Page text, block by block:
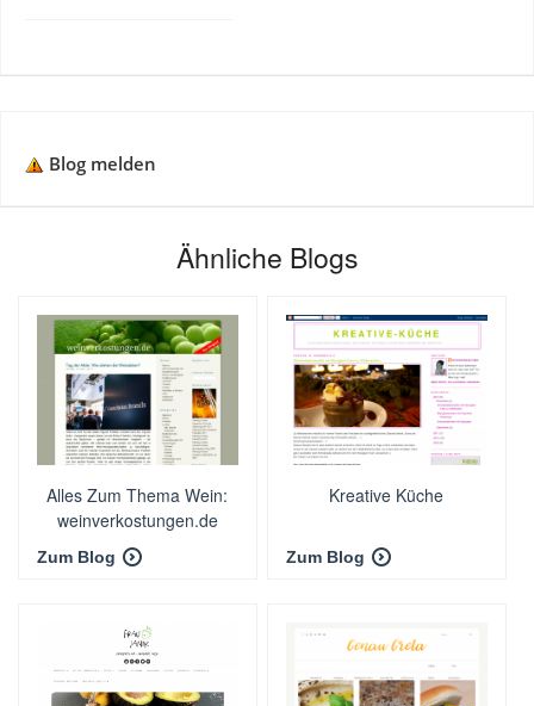
Blog melden
Ähnliche Blogs
Alles Zum Thema Wein:
weinverkostungen.de
Zum Blog
Kreative Küche
Zum Blog